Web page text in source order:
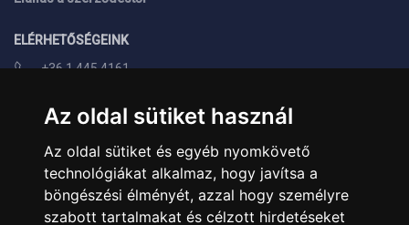
Az oldal sütiket használ
Az oldal sütiket és egyéb nyomkövető
technológiákat alkalmaz, hogy javítsa a
böngészési élményét, azzal hogy személyre
szabott tartalmakat és célzott hirdetéseket
ELÉRHETŐSÉGEINK
+36 1 445 4161
info@landcomputer.hu
1148 Budapest, Nagy Lajos király útja 24.
Nyitvatartás és kapcsolat
PARTNEREINK